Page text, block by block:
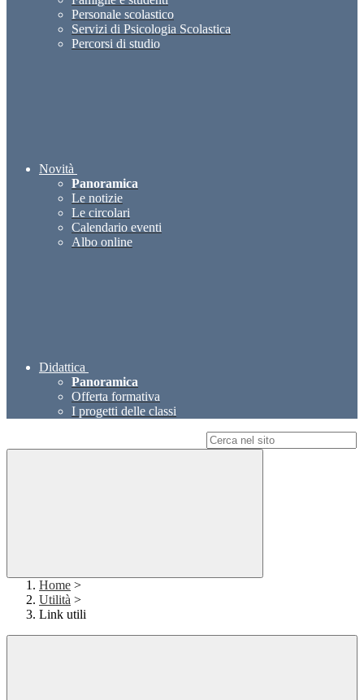
Personale scolastico
Servizi di Psicologia Scolastica
Percorsi di studio
Novità
Panoramica
Le notizie
Le circolari
Calendario eventi
Albo online
Didattica
Panoramica
Offerta formativa
I progetti delle classi
Home >
Utilità >
Link utili